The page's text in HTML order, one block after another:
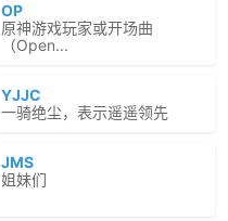
OP
原神游戏玩家或开场曲
（Open...
YJJC
一骑绝尘，表示遥遥领先
JMS
姐妹们